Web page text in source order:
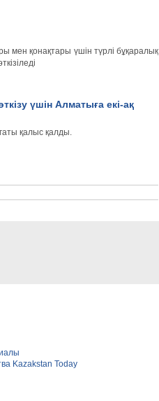
мен қонақтары үшін түрлі бұқаралық
үшін Алматыға екі-ақ
қалыс қалды.
Kazakstan Today